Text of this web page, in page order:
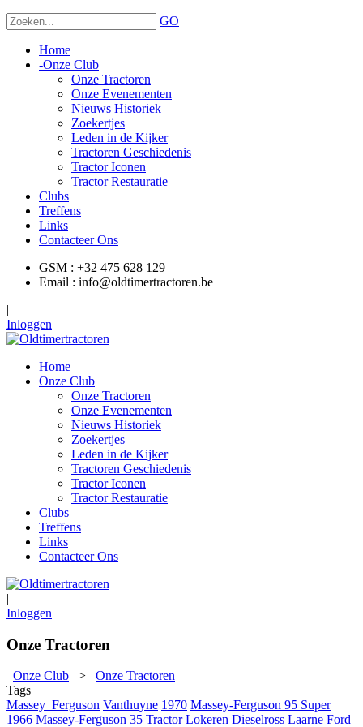
GO
Home
-Onze Club
Onze Tractoren
Onze Evenementen
Nieuws Historiek
Zoekertjes
Leden in de Kijker
Tractoren Geschiedenis
Tractor Iconen
Tractor Restauratie
Clubs
Treffens
Links
Contacteer Ons
GSM : +32 475 628 129
Email : info@oldtimertractoren.be
|
Inloggen
Home
Onze Club
Onze Tractoren
Onze Evenementen
Nieuws Historiek
Zoekertjes
Leden in de Kijker
Tractoren Geschiedenis
Tractor Iconen
Tractor Restauratie
Clubs
Treffens
Links
Contacteer Ons
|
Inloggen
Onze Tractoren
Onze Club > Onze Tractoren
Tags
Massey_Ferguson Vanthuyne 1970 Massey-Ferguson 95 Super
1966 Massey-Ferguson 35 Tractor Lokeren Dieselross Laarne Ford